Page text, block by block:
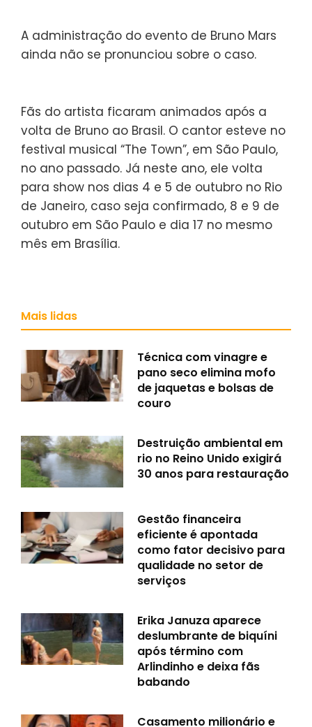
A administração do evento de Bruno Mars
ainda não se pronunciou sobre o caso.
Fãs do artista ficaram animados após a
volta de Bruno ao Brasil. O cantor esteve no
festival musical “The Town”, em São Paulo,
no ano passado. Já neste ano, ele volta
para show nos dias 4 e 5 de outubro no Rio
de Janeiro, caso seja confirmado, 8 e 9 de
outubro em São Paulo e dia 17 no mesmo
mês em Brasília.
Mais lidas
Técnica com vinagre e
pano seco elimina mofo
de jaquetas e bolsas de
couro
Destruição ambiental em
rio no Reino Unido exigirá
30 anos para restauração
Gestão financeira
eficiente é apontada
como fator decisivo para
qualidade no setor de
serviços
Erika Januza aparece
deslumbrante de biquíni
após término com
Arlindinho e deixa fãs
babando
Casamento milionário e